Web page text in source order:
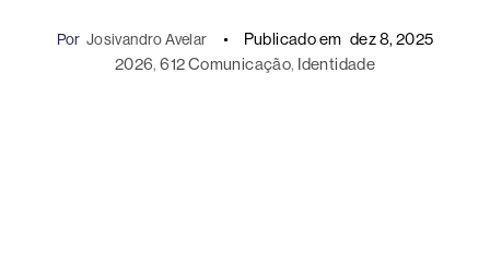
Por Josivandro Avelar Publicado em dez 8, 2025
2026, 612 Comunicação, Identidade